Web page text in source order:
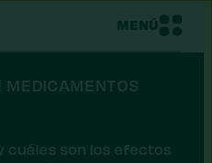
MENÚ
MEDICAMENTOS
cuáles son los efectos